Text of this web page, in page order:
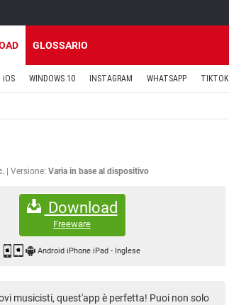
GLOSSARIO
iOS WINDOWS 10 INSTAGRAM WHATSAPP TIKTOK
Versione: Varia in base al dispositivo
Download
Freeware
Android iPhone iPad - Inglese
musicisti, quest'app è perfetta! Puoi non solo